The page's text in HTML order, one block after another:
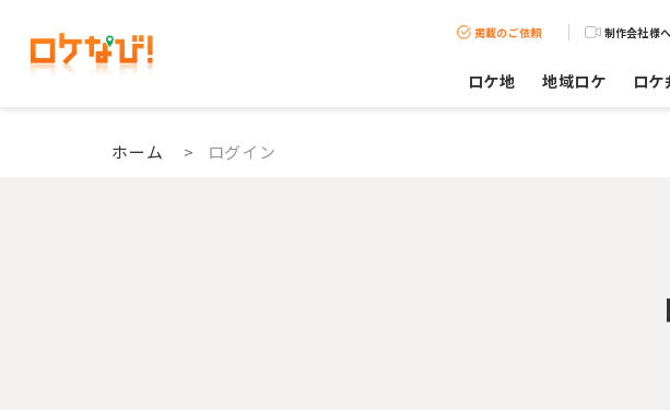
掲載のご依頼 制作会社様へ
ロケ地 地域ロケ ロケ
ホーム > ログイン